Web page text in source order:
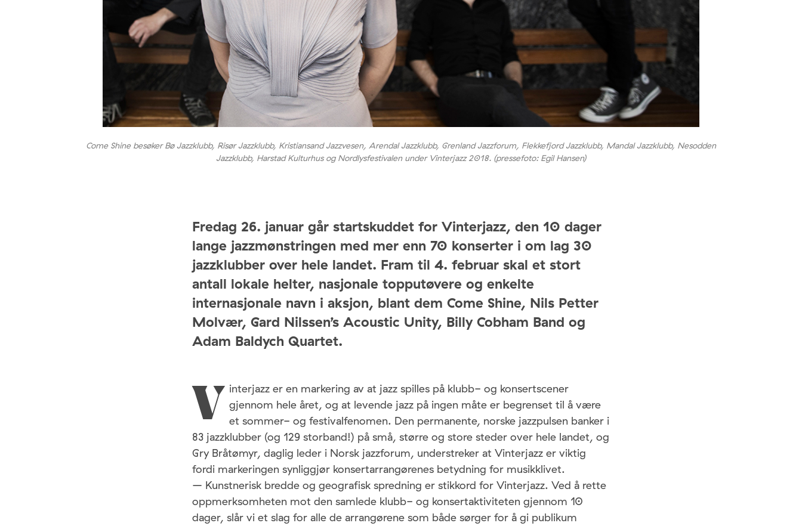
Come Shine besøker Bø Jazzklubb, Risør Jazzklubb, Kristiansand Jazzvesen, Arendal Jazzklubb, Grenland Jazzforum, Flekkefjord Jazzklubb, Mandal Jazzklubb, Nesodden
Jazzklubb, Harstad Kulturhus og Nordlysfestivalen under Vinterjazz 2018. (pressefoto: Egil Hansen)
Fredag 26. januar går startskuddet for Vinterjazz, den 10 dager
lange jazzmønstringen med mer enn 70 konserter i om lag 30
jazzklubber over hele landet. Fram til 4. februar skal et stort
antall lokale helter, nasjonale topputøvere og enkelte
internasjonale navn i aksjon, blant dem Come Shine, Nils Petter
Molvær, Gard Nilssen’s Acoustic Unity, Billy Cobham Band og
Adam Baldych Quartet.
V interjazz er en markering av at jazz spilles på klubb- og konsertscener
gjennom hele året, og at levende jazz på ingen måte er begrenset til å være
et sommer- og festivalfenomen. Den permanente, norske jazzpulsen banker i
83 jazzklubber (og 129 storband!) på små, større og store steder over hele landet, og
Gry Bråtømyr, daglig leder i Norsk jazzforum, understreker at Vinterjazz er viktig
fordi markeringen synliggjør konsertarrangørenes betydning for musikklivet.
– Kunstnerisk bredde og geografisk spredning er stikkord for Vinterjazz. Ved å rette
oppmerksomheten mot den samlede klubb- og konsertaktiviteten gjennom 10
dager, slår vi et slag for alle de arrangørene som både sørger for å gi publikum